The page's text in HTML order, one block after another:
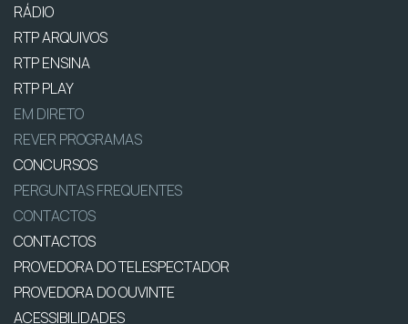
RÁDIO
RTP ARQUIVOS
RTP ENSINA
RTP PLAY
EM DIRETO
REVER PROGRAMAS
CONCURSOS
PERGUNTAS FREQUENTES
CONTACTOS
CONTACTOS
PROVEDORA DO TELESPECTADOR
PROVEDORA DO OUVINTE
ACESSIBILIDADES